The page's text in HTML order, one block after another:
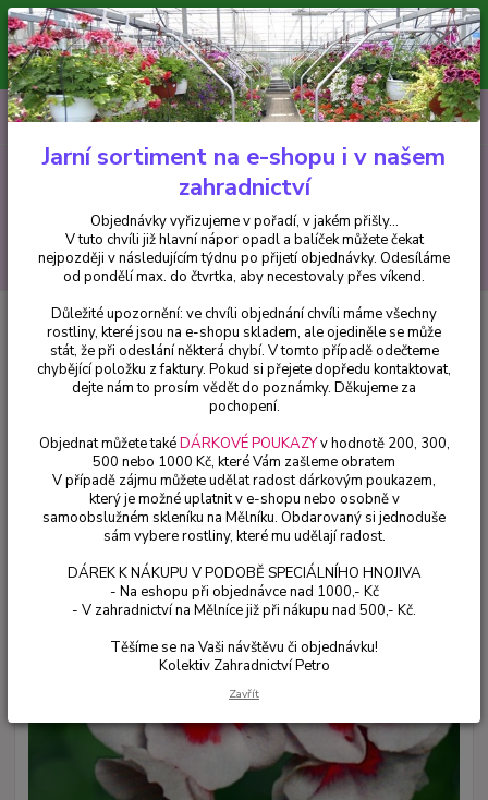
Minimální hodnota pro odeslání z e-shopu je 300 Kč.
V tuto chvíli již hlavní nápor objednávek opadl a balíček můžete čekat
nejpozději v následujícím týdnu po přijetí objednávky. Objednávky
vyřizujeme v pořadí, v jakém přišly...
CZK
Hledat
+420 602 223 614 0ks
za0 Kč
Pelargonie Americana White splash - 1 ks
Americana White splash - 1 ks
Jarní sortiment na e-shopu i v našem
zahradnictví
Objednávky vyřizujeme v pořadí, v jakém přišly...
V tuto chvíli již hlavní nápor opadl a balíček můžete čekat
nejpozději v následujícím týdnu po přijetí objednávky. Odesíláme
od pondělí max. do čtvrtka, aby necestovaly přes víkend.
Důležité upozornění: ve chvíli objednání chvíli máme všechny
rostliny, které jsou na e-shopu skladem, ale ojediněle se může
stát, že při odeslání některá chybí. V tomto případě odečteme
chybějící položku z faktury. Pokud si přejete dopředu kontaktovat,
dejte nám to prosím vědět do poznámky. Děkujeme za
pochopení.
Objednat můžete takéDÁRKOVÉ POUKAZYv hodnotě 200, 300,
500 nebo 1000 Kč, které Vám zašleme obratem
V případě zájmu můžete udělat radost dárkovým poukazem,
který je možné uplatnit v e-shopu nebo osobně v
samoobslužném skleníku na Mělníku. Obdarovaný si jednoduše
sám vybere rostliny, které mu udělají radost.
DÁREK K NÁKUPU V PODOBĚ SPECIÁLNÍHO HNOJIVA
- Na eshopu při objednávce nad 1000,- Kč
- V zahradnictví na Mělníce již při nákupu nad 500,- Kč.
Těšíme se na Vaši návštěvu či objednávku!
Kolektiv Zahradnictví Petro
Zavřít